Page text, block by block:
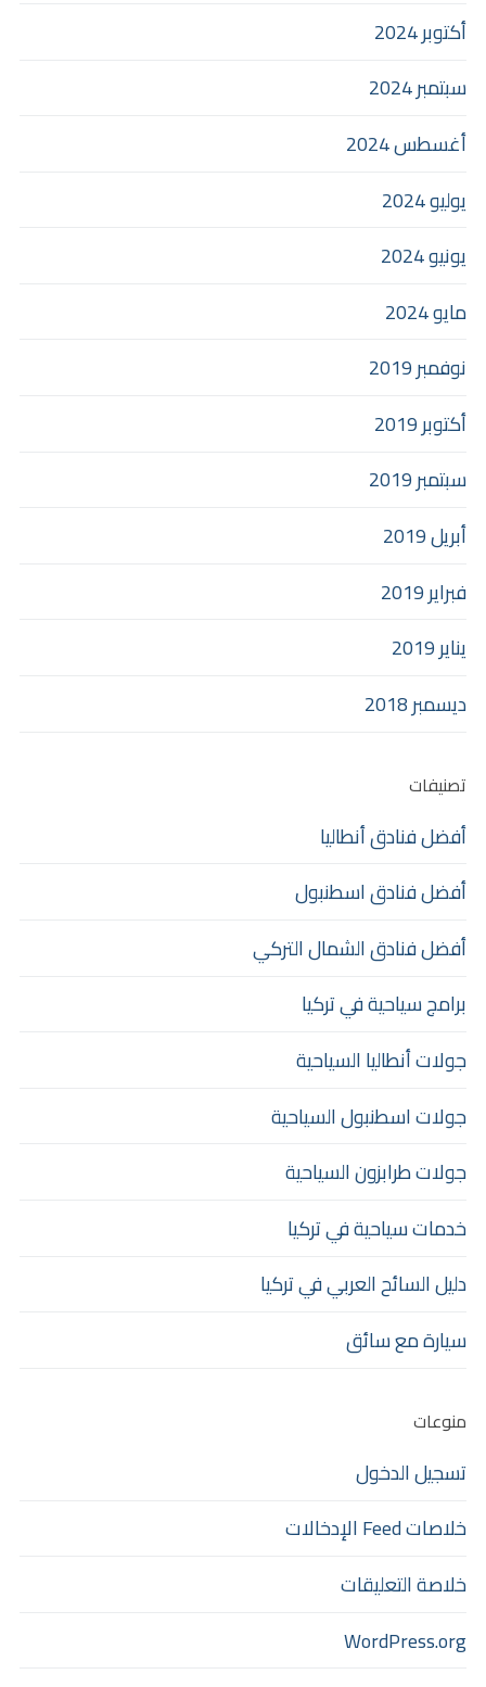
أكتوبر 2024
سبتمبر 2024
أغسطس 2024
يوليو 2024
يونيو 2024
مايو 2024
نوفمبر 2019
أكتوبر 2019
سبتمبر 2019
أبريل 2019
فبراير 2019
يناير 2019
ديسمبر 2018
تصنيفات
أفضل فنادق أنطاليا
أفضل فنادق اسطنبول
أفضل فنادق الشمال التركي
برامج سياحية في تركيا
جولات أنطاليا السياحية
جولات اسطنبول السياحية
جولات طرابزون السياحية
خدمات سياحية في تركيا
دليل السائح العربي في تركيا
سيارة مع سائق
منوعات
تسجيل الدخول
خلاصات Feed الإدخالات
خلاصة التعليقات
WordPress.org